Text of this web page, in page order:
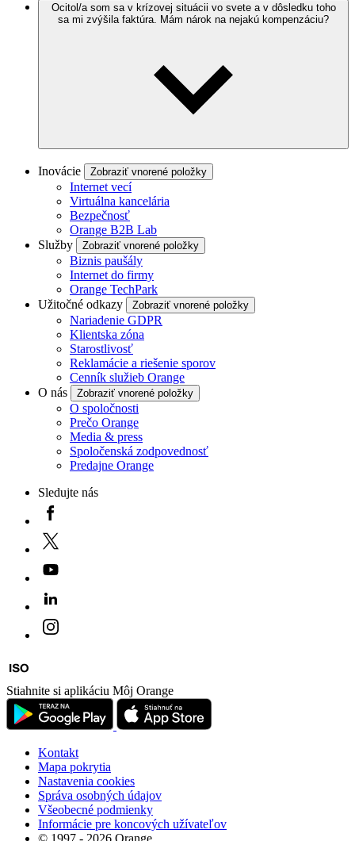
Ocitol/a som sa v krízovej situácii vo svete a v dôsledku toho
sa mi zvýšila faktúra. Mám nárok na nejakú kompenzáciu?
Inovácie Zobraziť vnorené položky
Internet vecí
Virtuálna kancelária
Bezpečnosť
Orange B2B Lab
Služby
Zobraziť vnorené položky
Biznis paušály
Internet do firmy
Orange TechPark
Užitočné odkazy
Zobraziť vnorené položky
Nariadenie GDPR
Klientska zóna
Starostlivosť
Reklamácie a riešenie sporov
Cenník služieb Orange
O nás
Zobraziť vnorené položky
O spoločnosti
Prečo Orange
Media & press
Spoločenská zodpovednosť
Predajne Orange
Sledujte nás
Stiahnite si aplikáciu Môj Orange
Kontakt
Mapa pokrytia
Nastavenia cookies
Správa osobných údajov
Všeobecné podmienky
Informácie pre koncových užívateľov